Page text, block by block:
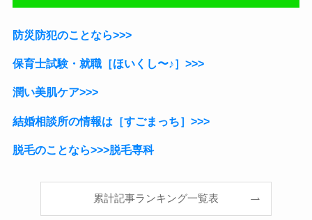
防災防犯のことなら>>>
保育士試験・就職［ほいくし〜♪］ >>>
潤い美肌ケア>>>
結婚相談所の情報は［すごまっち］>>>
脱毛のことなら>>>脱毛専科
累計記事ランキング一覧表